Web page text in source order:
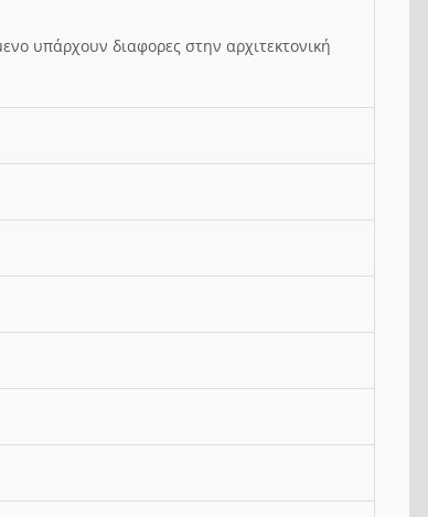
υπάρχουν διαφορες στην αρχιτεκτονική